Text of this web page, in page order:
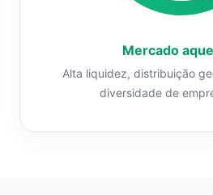
Mercado
Alta liquidez, distribuição
diversidade de